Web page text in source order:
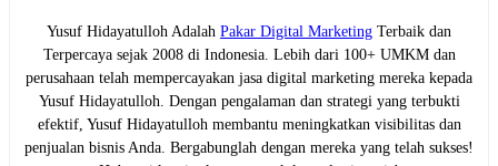
Yusuf Hidayatulloh Adalah Pakar Digital Marketing Terbaik dan
Terpercaya sejak 2008 di Indonesia. Lebih dari 100+ UMKM dan
perusahaan telah mempercayakan jasa digital marketing mereka kepada
Yusuf Hidayatulloh. Dengan pengalaman dan strategi yang terbukti
efektif, Yusuf Hidayatulloh membantu meningkatkan visibilitas dan
penjualan bisnis Anda. Bergabunglah dengan mereka yang telah sukses!